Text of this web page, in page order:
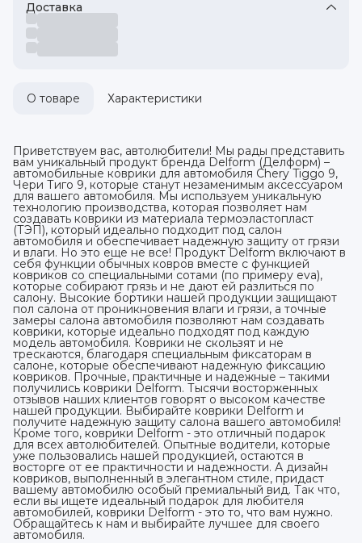
Доставка
О товаре Характеристики
Приветствуем вас, автолюбители! Мы рады представить
вам уникальный продукт бренда Delform (Делформ) –
автомобильные коврики для автомобиля Chery Tiggo 9,
Чери Тиго 9, которые станут незаменимым аксессуаром
для вашего автомобиля. Мы используем уникальную
технологию производства, которая позволяет нам
создавать коврики из материала термоэластопласт
(ТЭП), который идеально подходит под салон
автомобиля и обеспечивает надежную защиту от грязи
и влаги. Но это еще не все! Продукт Delform включают в
себя функции обычных ковров вместе с функцией
ковриков со специальными сотами (по примеру eva),
которые собирают грязь и не дают ей разлиться по
салону. Высокие бортики нашей продукции защищают
пол салона от проникновения влаги и грязи, а точные
замеры салона автомобиля позволяют нам создавать
коврики, которые идеально подходят под каждую
модель автомобиля. Коврики не скользят и не
трескаются, благодаря специальным фиксаторам в
салоне, которые обеспечивают надежную фиксацию
ковриков. Прочные, практичные и надежные – такими
получились коврики Delform. Тысячи восторженных
отзывов наших клиентов говорят о высоком качестве
нашей продукции. Выбирайте коврики Delform и
получите надежную защиту салона вашего автомобиля!
Кроме того, коврики Delform - это отличный подарок
для всех автолюбителей. Опытные водители, которые
уже пользовались нашей продукцией, остаются в
восторге от ее практичности и надежности. А дизайн
ковриков, выполненный в элегантном стиле, придаст
вашему автомобилю особый премиальный вид. Так что,
если вы ищете идеальный подарок для любителя
автомобилей, коврики Delform - это то, что вам нужно.
Обращайтесь к нам и выбирайте лучшее для своего
автомобиля.